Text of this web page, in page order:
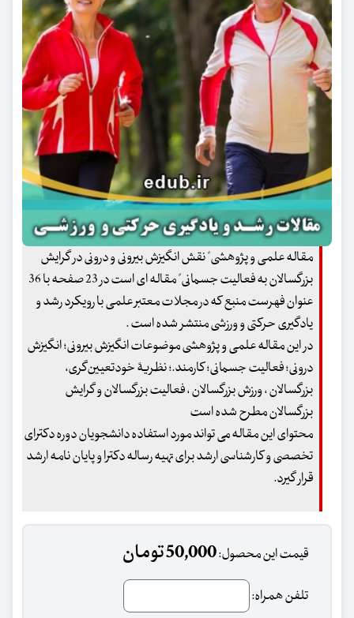
مقاله علمی و پژوهشی" نقش انگیزش بیرونی و درونی در گرایش
بزرگسالان به فعالیت جسمانی" مقاله ای است در 23 صفحه با 36
عنوان فهرست منبع که در مجلات معتبر علمی با رویکرد رشد و
یادگیری حرکتی و ورزشی منتشر شده است .
در این مقاله علمی و پژوهشی موضوعات انگیزش بیرونی؛ انگیزش
درونی؛ فعالیت جسمانی؛ کارمند.؛ نظریۀ خودتعیین‌گری،
بزرگسالان ، ورزش بزرگسالان ، فعالیت بزرگسالان و گرایش
بزرگسالان مطرح شده است
محتوای این مقاله می تواند مورد استفاده دانشجویان دوره دکترای
تخصصی و کارشناسی ارشد برای تهیه رساله دکترا و پایان نامه ارشد
قرار گیرد.
قیمت این محصول:50,000 تومان
تلفن همراه: